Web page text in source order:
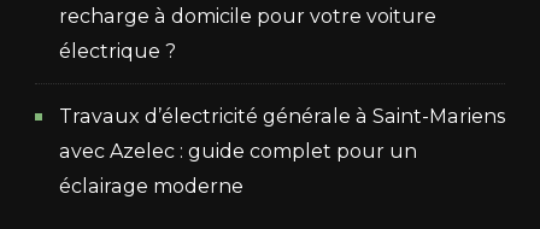
recharge à domicile pour votre voiture
électrique ?
Travaux d’électricité générale à Saint-Mariens
avec Azelec : guide complet pour un
éclairage moderne